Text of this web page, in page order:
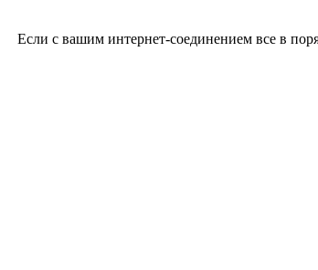
Если с вашим интернет-соединением все в